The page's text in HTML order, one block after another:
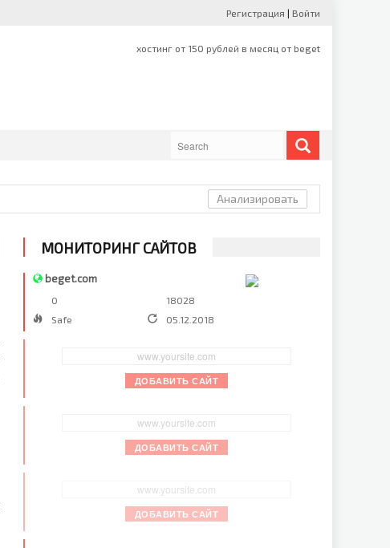
Регистрация | Войти
Анализировать
МОНИТОРИНГ САЙТОВ
beget.com
0
18028
Safe
05.12.2018
ДОБАВИТЬ САЙТ
ДОБАВИТЬ САЙТ
ДОБАВИТЬ САЙТ